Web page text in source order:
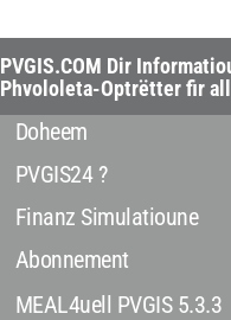
PVGIS.COM Dir
Phvololeta-Optrëtter fir
Doheem
PVGIS24 ?
Finanz Simulatioune
Abonnement
MEAL4uell PVGIS 5.3.3